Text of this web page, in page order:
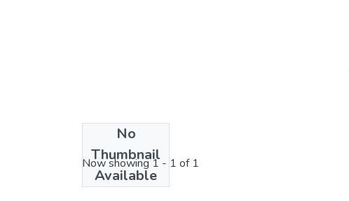
No
Thumbnail
Available
License bundle
Now showing1 - 1 of 1